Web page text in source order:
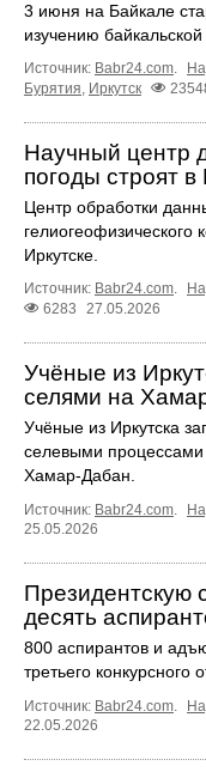
3 июня на Байкале
изучению
Источник: Babr24.com
Бурятия Иркутск
Научный центр
погоды строят в
Центр обработки
гелиогеофизического
Иркутске.
Источник: Babr24.com
6283
27.05.2026
Учёные из
селями на
Учёные из Иркутска
селевыми процессами
Хамар‑Дабан.
Источник: Babr24.com.
25.05.2026
Президентскую
десять
800 аспирантов и
третьего
Источник: Babr24.com.
22.05.2026